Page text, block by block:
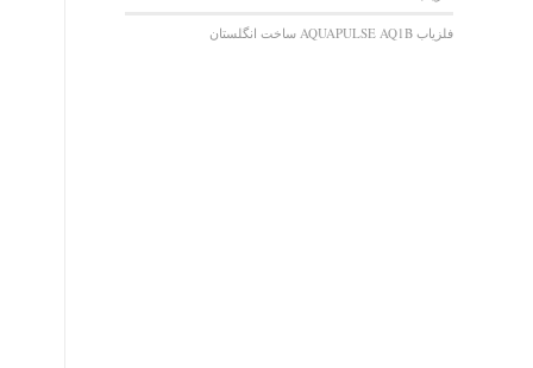
فلزیاب AQUAPULSE AQ1B ساخت انگلستان